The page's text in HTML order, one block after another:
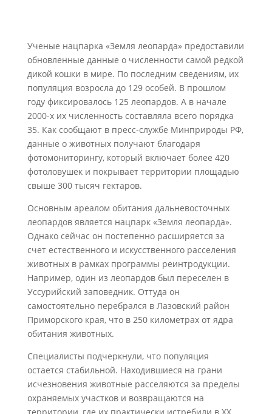
Ученые нацпарка «Земля леопарда» предоставили
обновленные данные о численности самой редкой
дикой кошки в мире. По последним сведениям, их
популяция возросла до 129 особей. В прошлом
году фиксировалось 125 леопардов. А в начале
2000-х их численность составляла всего порядка
35. Как сообщают в пресс-службе Минприроды РФ,
данные о животных получают благодаря
фотомониторингу, который включает более 420
фотоловушек и покрывает территории площадью
свыше 300 тысяч гектаров.
Основным ареалом обитания дальневосточных
леопардов является нацпарк «Земля леопарда».
Однако сейчас он постепенно расширяется за
счет естественного и искусственного расселения
животных в рамках программы реинтродукции.
Например, один из леопардов был переселен в
Уссурийский заповедник. Оттуда он
самостоятельно перебрался в Лазовский район
Приморского края, что в 250 километрах от ядра
обитания животных.
Специалисты подчеркнули, что популяция
остается стабильной. Находившиеся на грани
исчезновения животные расселяются за пределы
охраняемых участков и возвращаются на